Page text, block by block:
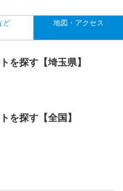
ど 地図・アクセス
を探す【埼玉県】
を探す【全国】